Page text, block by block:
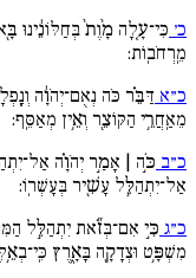
כ׳ כִּי־עָ֚לָה מָ֙וֶת֙ בְּחַלּוֹנֵ֔ינוּ
מֵֽרְחֹבֽוֹת:
כ״א דַּבֵּ֗ר כֹּה נְאֻם־יְהֹוָ֔ה
מֵאַֽחֲרֵ֥י הַקּוֹצֵ֖ר וְאֵ֥ין מְאַסֵּֽף:
כ״ב כֹּ֣ה | אָמַ֣ר יְהֹוָ֗ה
אַל־יִתְהַלֵּ֥ל עָשִׁ֖יר בְּעָשְׁרֽוֹ:
כ״ג כִּ֣י אִם־בְּזֹ֞את יִתְהַלֵּ֣ל
מִשְׁפָּ֥ט וּצְדָקָ֖ה בָּאָ֑רֶץ